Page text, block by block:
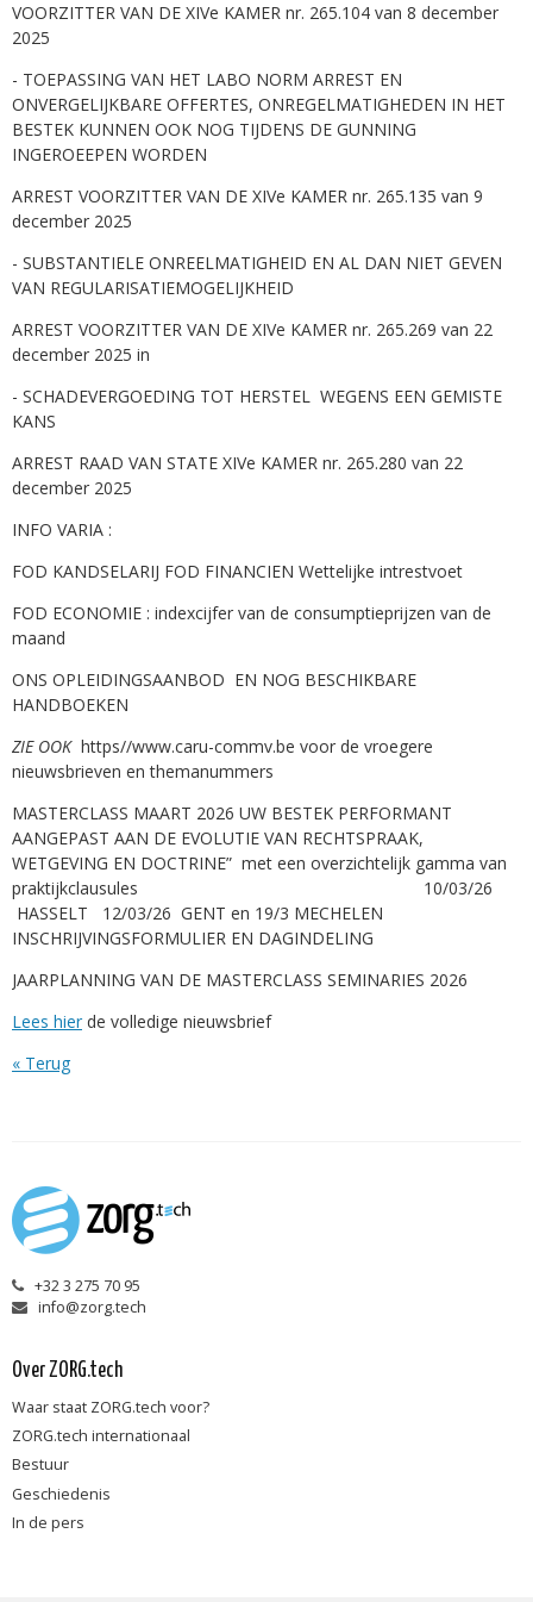
VOORZITTER VAN DE XIVe KAMER nr. 265.104 van 8 december
2025
- TOEPASSING VAN HET LABO NORM ARREST EN
ONVERGELIJKBARE OFFERTES, ONREGELMATIGHEDEN IN HET
BESTEK KUNNEN OOK NOG TIJDENS DE GUNNING
INGEROEEPEN WORDEN
ARREST VOORZITTER VAN DE XIVe KAMER nr. 265.135 van 9
december 2025
- SUBSTANTIELE ONREELMATIGHEID EN AL DAN NIET GEVEN
VAN REGULARISATIEMOGELIJKHEID
ARREST VOORZITTER VAN DE XIVe KAMER nr. 265.269 van 22
december 2025 in
- SCHADEVERGOEDING TOT HERSTEL WEGENS EEN GEMISTE
KANS
ARREST RAAD VAN STATE XIVe KAMER nr. 265.280 van 22
december 2025
INFO VARIA :
FOD KANDSELARIJ FOD FINANCIEN Wettelijke intrestvoet
FOD ECONOMIE : indexcijfer van de consumptieprijzen van de
maand
ONS OPLEIDINGSAANBOD EN NOG BESCHIKBARE
HANDBOEKEN
ZIE OOK https//www.caru-commv.be voor de vroegere
nieuwsbrieven en themanummers
MASTERCLASS MAART 2026 UW BESTEK PERFORMANT
AANGEPAST AAN DE EVOLUTIE VAN RECHTSPRAAK,
WETGEVING EN DOCTRINE” met een overzichtelijk gamma van
praktijkclausules 10/03/26
HASSELT 12/03/26 GENT en 19/3 MECHELEN
INSCHRIJVINGSFORMULIER EN DAGINDELING
JAARPLANNING VAN DE MASTERCLASS SEMINARIES 2026
Lees hier de volledige nieuwsbrief
« Terug
+32 3 275 70 95
info@zorg.tech
Over ZORG.tech
Waar staat ZORG.tech voor?
ZORG.tech internationaal
Bestuur
Geschiedenis
In de pers